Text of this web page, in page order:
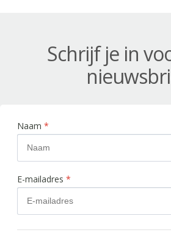
Schrijf je in
Naam *
E-mailadres *